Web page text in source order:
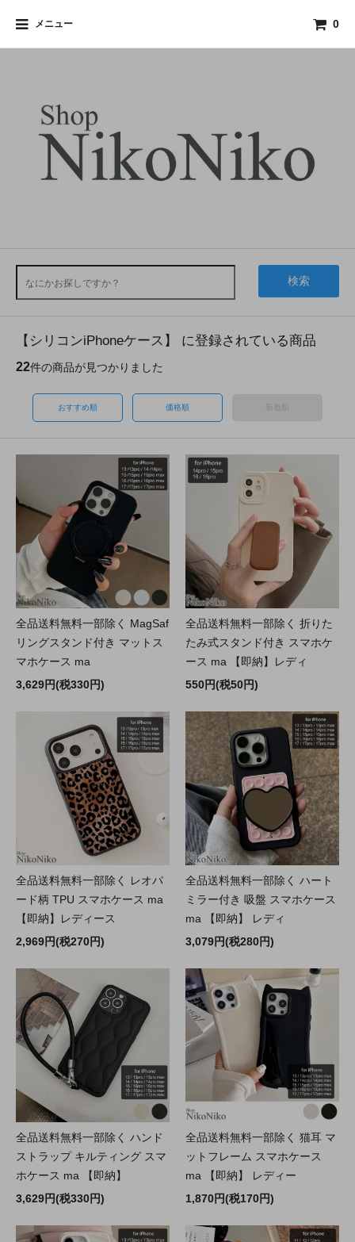
メニュー 0
検索
【シリコンiPhoneケース】 に登録されている商品
22件の商品が見つかりました
おすすめ順 価格順
全品送料無料一部除く MagSaf
リングスタンド付き マットス
マホケース ma
3,629円(税330円)
全品送料無料一部除く 折りた
たみ式スタンド付き スマホケ
ース ma 【即納】レディ
550円(税50円)
全品送料無料一部除く レオパ
ード柄 TPU スマホケース ma
【即納】レディース
2,969円(税270円)
全品送料無料一部除く ハート
ミラー付き 吸盤 スマホケース
ma 【即納】 レディ
3,079円(税280円)
全品送料無料一部除く ハンド
ストラップ キルティング スマ
ホケース ma 【即納】
3,629円(税330円)
全品送料無料一部除く 猫耳 マ
ットフレーム スマホケース
ma 【即納】 レディー
1,870円(税170円)